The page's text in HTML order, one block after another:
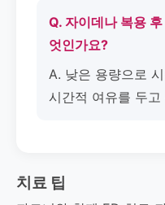
Q. 자이데나 복용
엇인가요?
A. 낮은 용량으로
시간적 여유를 두고
치료 팁